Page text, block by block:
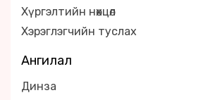
Хүргэлтийн нөхцөл
Хэрэглэгчийн туслах
Ангилал
Динза